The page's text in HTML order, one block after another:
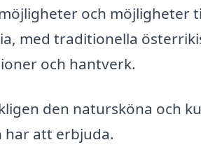
och möjligheter
med traditionella
och hantverk.
den natursköna och
har att erbjuda.